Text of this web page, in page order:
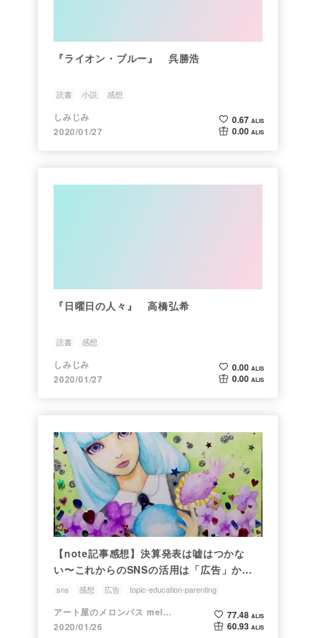
『ライオン・ブルー』 呉勝浩
読書 小説 感想
しみじみ
2020/01/27
0.67 ALIS
0.00 ALIS
『日曜日の人々』 高橋弘希
読書 感想
しみじみ
2020/01/27
0.00 ALIS
0.00 ALIS
【note記事感想】決算発表は嘘はつかな
い〜これからのSNSの活用は「広告」から
学ぶべし！/ノブ横地さん(exhigeさん)
sns 感想 広告 topic-education-parenting
アート屋のメロンパス melonpas
2020/01/26
77.48 ALIS
60.93 ALIS